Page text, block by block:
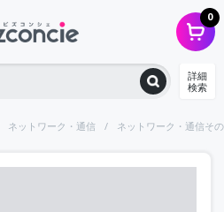
0
詳細
検索
ネットワーク・通信 ネットワーク・通信そ